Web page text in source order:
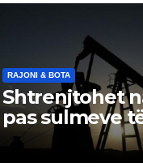
RAJONI & BOTA
Shtrenjtohet
pas sulmeve
SHBA–Iran